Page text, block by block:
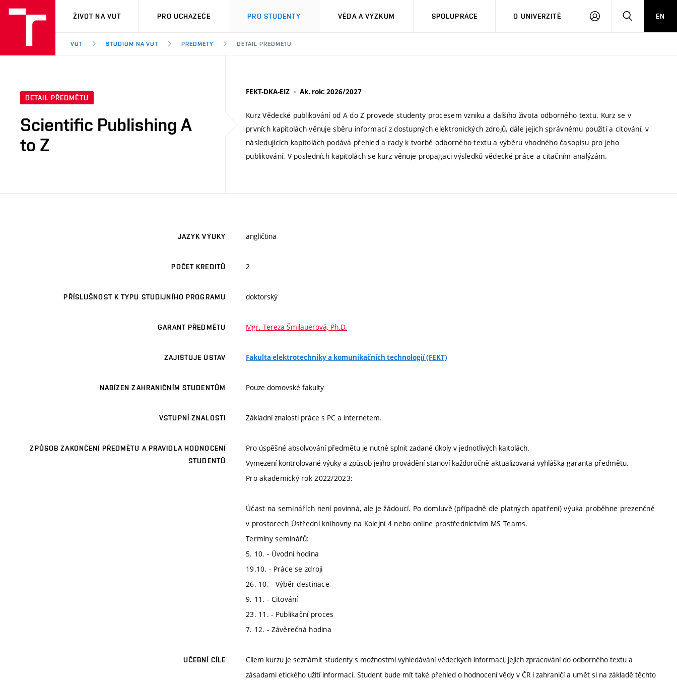
VUT
ŽIVOT NA VUT PRO UCHAZEČE PRO STUDENTY VĚDA A VÝZKUM SPOLUPRÁCE O UNIVERZITĚ
PŘIHLÁSIT HLEDATEN
VUT STUDIUM NA VUT PŘEDMĚTY DETAIL PŘEDMĚTU
DETAIL PŘEDMĚTU
Scientific Publishing A
to Z
FEKT-DKA-EIZ Ak. rok: 2026/2027
Kurz Vědecké publikování od A do Z provede studenty procesem vzniku a dalšího života odborného textu. Kurz se v
prvních kapitolách věnuje sběru informací z dostupných elektronických zdrojů, dále jejich správnému použití a citování, v
následujících kapitolách podává přehled a rady k tvorbě odborného textu a výběru vhodného časopisu pro jeho
publikování. V posledních kapitolách se kurz věnuje propagaci výsledků vědecké práce a citačním analýzám.
JAZYK VÝUKY angličtina
POČET KREDITŮ 2
PŘÍSLUŠNOST K TYPU STUDIJNÍHO PROGRAMU doktorský
GARANT PŘEDMĚTU Mgr. Tereza Šmilauerová, Ph.D.
ZAJIŠŤUJE ÚSTAV Fakulta elektrotechniky a komunikačních technologií (FEKT)
NABÍZEN ZAHRANIČNÍM STUDENTŮM Pouze domovské fakulty
VSTUPNÍ ZNALOSTI Základní znalosti práce s PC a internetem.
ZPŮSOB ZAKONČENÍ PŘEDMĚTU A PRAVIDLA HODNOCENÍ
STUDENTŮ
Pro úspěšné absolvování předmětu je nutné splnit zadané úkoly v jednotlivých kaitolách.
Vymezení kontrolované výuky a způsob jejího provádění stanoví každoročně aktualizovaná vyhláška garanta předmětu.
Pro akademický rok 2022/2023:
Účast na seminářích není povinná, ale je žádoucí. Po domluvě (případně dle platných opatření) výuka proběhne prezenčně
v prostorech Ústřední knihovny na Kolejní 4 nebo online prostřednictvím MS Teams.
Termíny seminářů:
5. 10. - Úvodní hodina
19.10. - Práce se zdroji
26. 10. - Výběr destinace
9. 11. - Citování
23. 11. - Publikační proces
7. 12. - Závěrečná hodina
UČEBNÍ CÍLE
Cílem kurzu je seznámit studenty s možnostmi vyhledávání vědeckých informací, jejich zpracování do odborného textu a
zásadami etického užití informací. Student bude mít také přehled o hodnocení vědy v ČR i zahraničí a umět si na základě těchto